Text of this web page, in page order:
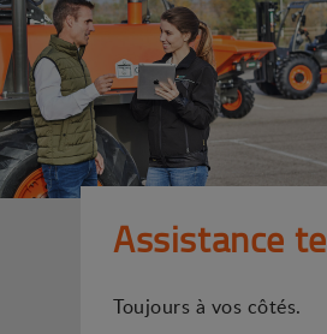
Assistance
Toujours à vos côtés.